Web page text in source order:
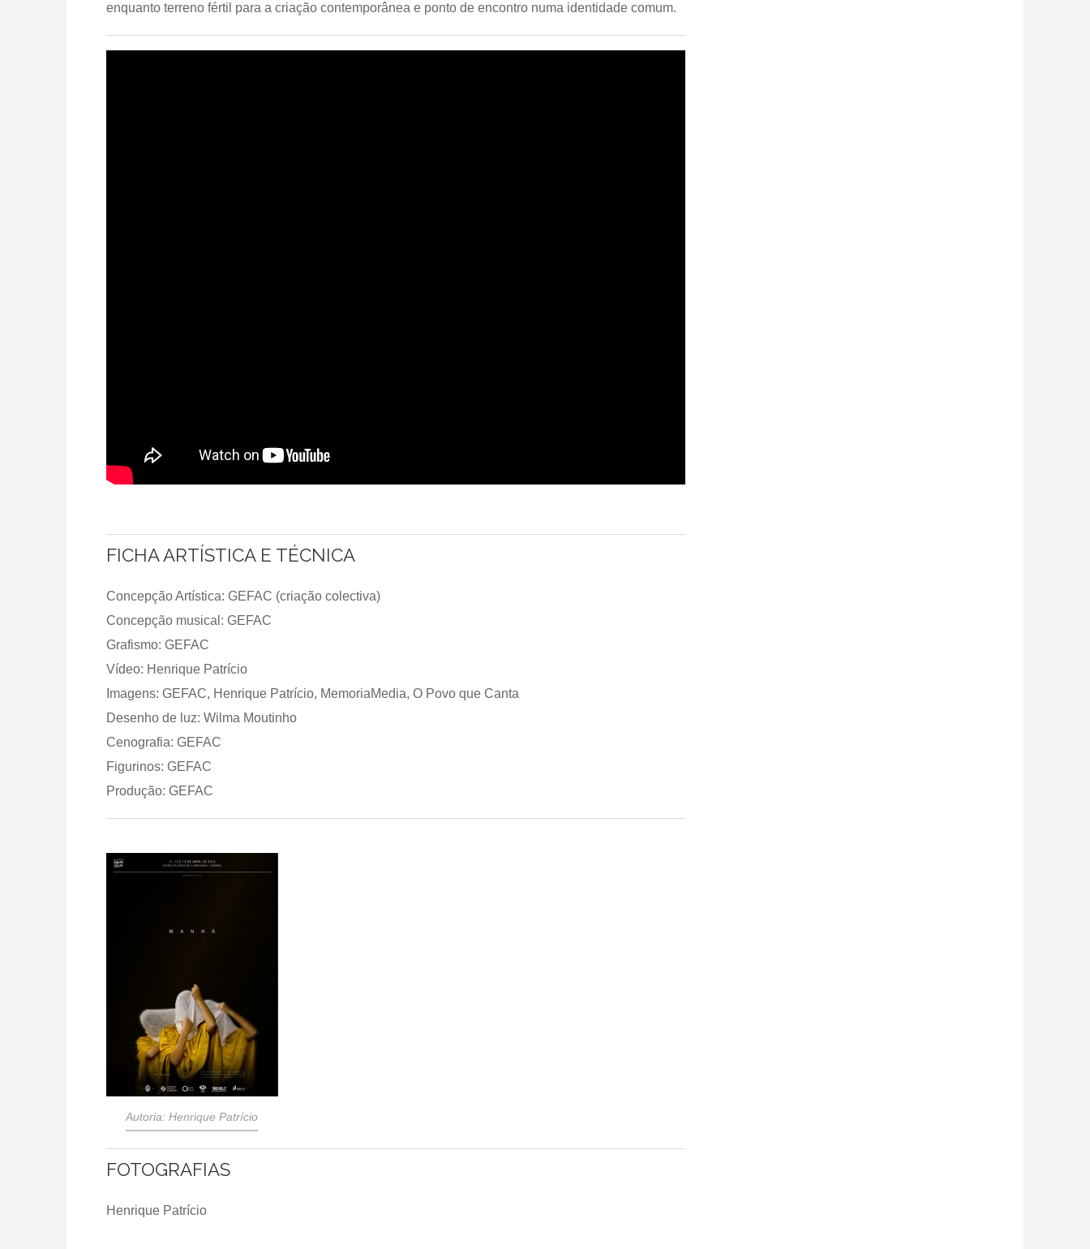
enquanto terreno fértil para a criação contemporânea e ponto de encontro numa identidade comum.
FICHA ARTÍSTICA E TÉCNICA
Concepção Artística: GEFAC (criação colectiva)
Concepção musical: GEFAC
Grafismo: GEFAC
Vídeo: Henrique Patrício
Imagens: GEFAC, Henrique Patrício, MemoriaMedia, O Povo que Canta
Desenho de luz: Wilma Moutinho
Cenografia: GEFAC
Figurinos: GEFAC
Produção: GEFAC
Autoria: Henrique Patrício
FOTOGRAFIAS
Henrique Patrício